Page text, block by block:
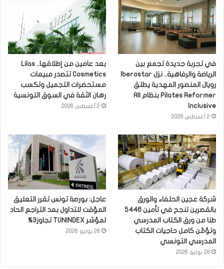
في تجربة جديدة تجمع بين
رويال المنصور المهدية يطلق
Pilates Reformer بنظام All
Inclusive
2 أغسطس 2026
بعد عامين من إطلاقها.. Lilas
Cosmetics تتصدر مبيعات
مستحضرات التجميل وتكسب
رهان الثقة في السوق التونسية
2 أغسطس 2026
شركة عجين الحلفاء والورق
بالقصرين تنجح في تأمين 5446
طنا من ورق الكتاب المدرسي
وتؤمّن كامل حاجيات الكتاب
المدرسي التونسي
28 يوليو 2026
عاجل: بورصة تونس تقرر التعليق
المؤقت للتداول بعد التراجع الحاد
لمؤشر TUNINDEX تجاوز3%
28 يوليو 2026